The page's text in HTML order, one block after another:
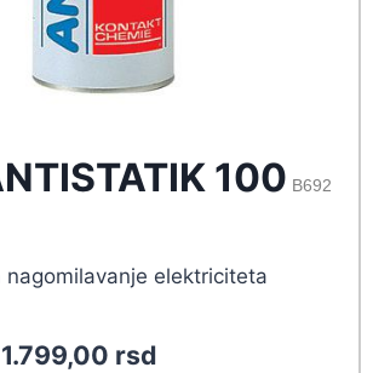
100 B692
elektriciteta
Original
1.799,00 rsd